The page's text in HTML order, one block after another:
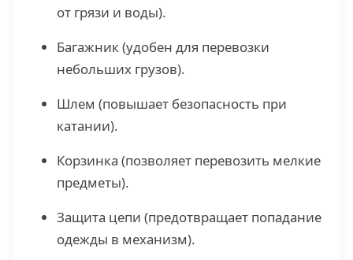
от грязи и воды).
Багажник (удобен для перевозки
небольших грузов).
Шлем (повышает безопасность при
катании).
Корзинка (позволяет перевозить мелкие
предметы).
Защита цепи (предотвращает попадание
одежды в механизм).